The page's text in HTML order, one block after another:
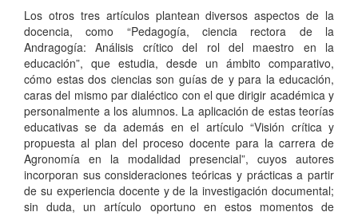
Los otros tres artículos plantean diversos aspectos de la
docencia, como “Pedagogía, ciencia rectora de la
Andragogía: Análisis crítico del rol del maestro en la
educación”, que estudia, desde un ámbito comparativo,
cómo estas dos ciencias son guías de y para la educación,
caras del mismo par dialéctico con el que dirigir académica y
personalmente a los alumnos. La aplicación de estas teorías
educativas se da además en el artículo “Visión crítica y
propuesta al plan del proceso docente para la carrera de
Agronomía en la modalidad presencial”, cuyos autores
incorporan sus consideraciones teóricas y prácticas a partir
de su experiencia docente y de la investigación documental;
sin duda, un artículo oportuno en estos momentos de